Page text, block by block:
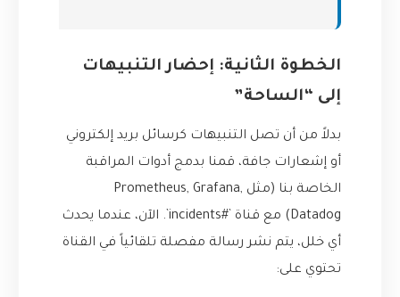
الخطوة الثانية: إحضار التنبيهات
إلى “الساحة”
بدلاً من أن تصل التنبيهات كرسائل بريد إلكتروني
أو إشعارات جافة، قمنا بدمج أدوات المراقبة
الخاصة بنا (مثل Prometheus, Grafana,
Datadog) مع قناة `#incidents`. الآن، عندما يحدث
أي خلل، يتم نشر رسالة مفصلة تلقائياً في القناة
تحتوي على: